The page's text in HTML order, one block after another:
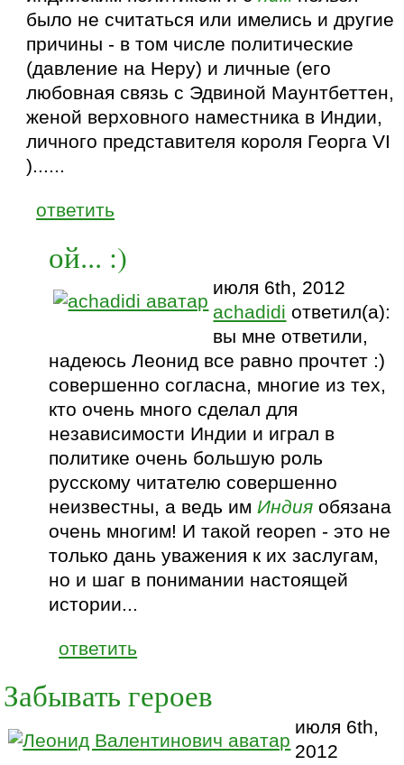
было не считаться или имелись и другие
причины - в том числе политические
(давление на Неру) и личные (его
любовная связь с Эдвиной Маунтбеттен,
женой верховного наместника в Индии,
личного представителя короля Георга VI
)......
ответить
ой... :)
июля 6th, 2012
achadidi ответил(а):
вы мне ответили,
надеюсь Леонид все равно прочтет :)
совершенно согласна, многие из тех,
кто очень много сделал для
независимости Индии и играл в
политике очень большую роль
русскому читателю совершенно
неизвестны, а ведь имИндия обязана
очень многим! И такой reopen - это не
только дань уважения к их заслугам,
но и шаг в понимании настоящей
истории...
ответить
Забывать героев
июля 6th,
2012